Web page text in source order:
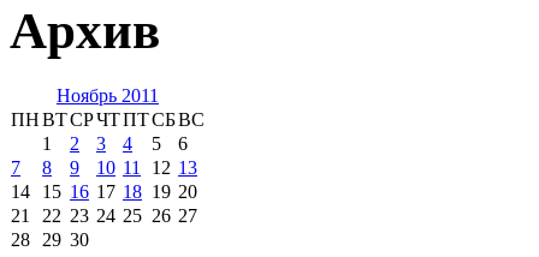
Архив
Ноябрь 2011
ПНВТСРЧТПТСБВС
1
2 3 4 5
6
7
8 9 10 11 12 13
14
15 16 17 18 19 20
21
22 23 24 25 26 27
28
29 30